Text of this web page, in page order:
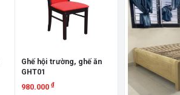
Ghế hội trường, ghế ăn
GHT01
980.000₫